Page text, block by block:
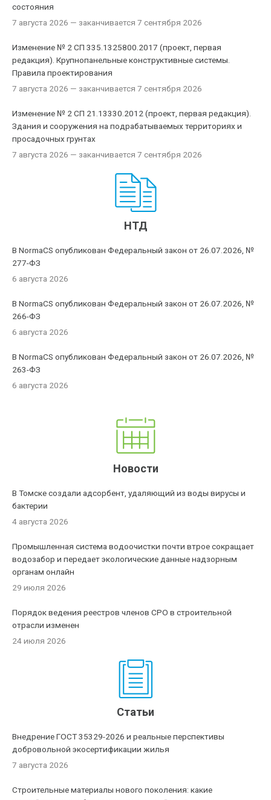
состояния
7 августа 2026 — заканчивается 7 сентября 2026
Изменение № 2 СП 335.1325800.2017 (проект, первая
редакция). Крупнопанельные конструктивные системы.
Правила проектирования
7 августа 2026 — заканчивается 7 сентября 2026
Изменение № 2 СП 21.13330.2012 (проект, первая редакция).
Здания и сооружения на подрабатываемых территориях и
просадочных грунтах
7 августа 2026 — заканчивается 7 сентября 2026
НТД
В NormaCS опубликован Федеральный закон от 26.07.2026, №
277-ФЗ
6 августа 2026
В NormaCS опубликован Федеральный закон от 26.07.2026, №
266-ФЗ
6 августа 2026
В NormaCS опубликован Федеральный закон от 26.07.2026, №
263-ФЗ
6 августа 2026
Новости
В Томске создали адсорбент, удаляющий из воды вирусы и
бактерии
4 августа 2026
Промышленная система водоочистки почти втрое сокращает
водозабор и передает экологические данные надзорным
органам онлайн
29 июля 2026
Порядок ведения реестров членов СРО в строительной
отрасли изменен
24 июля 2026
Статьи
Внедрение ГОСТ 35329-2026 и реальные перспективы
добровольной экосертификации жилья
7 августа 2026
Строительные материалы нового поколения: какие